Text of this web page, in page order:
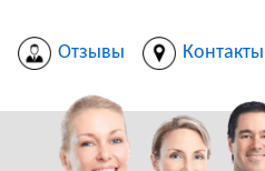
Отзывы Контакты